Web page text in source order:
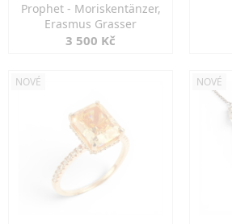
Prophet - Moriskentänzer,
Erasmus Grasser
3 500 Kč
NOVÉ NOVÉ